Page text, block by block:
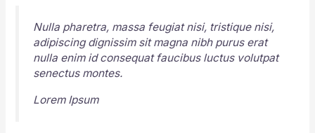
Nulla pharetra, massa feugiat nisi, tristique nisi,
adipiscing dignissim sit magna nibh purus erat
nulla enim id consequat faucibus luctus volutpat
senectus montes.
Lorem Ipsum